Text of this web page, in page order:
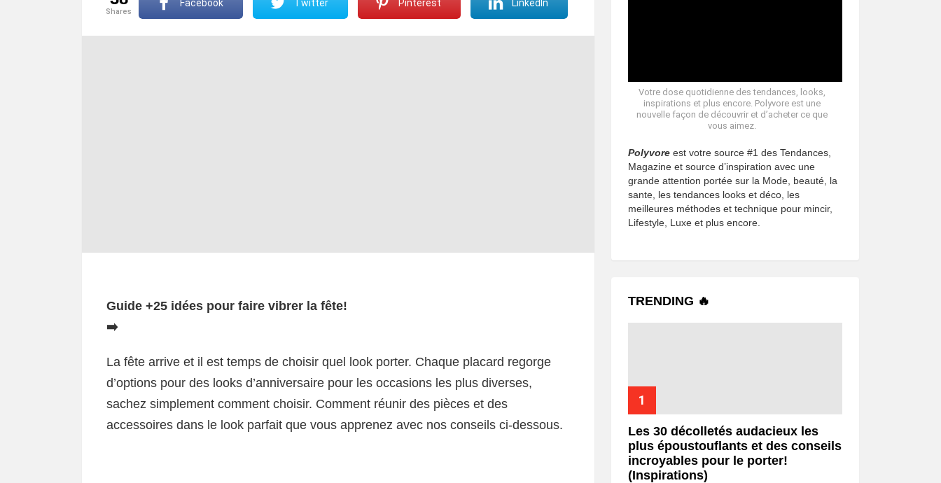
shares
Facebook Twitter Pinterest LinkedIn
Guide +25 idées pour faire vibrer la fête!
➡️
La fête arrive et il est temps de choisir quel look porter. Chaque placard regorge
d’options pour des looks d’anniversaire pour les occasions les plus diverses,
sachez simplement comment choisir. Comment réunir des pièces et des
accessoires dans le look parfait que vous apprenez avec nos conseils ci-dessous.
Votre dose quotidienne des tendances, looks,
inspirations et plus encore. Polyvore est une
nouvelle façon de découvrir et d’acheter ce que
vous aimez.
Polyvore est votre source #1 des Tendances,
Magazine et source d’inspiration avec une
grande attention portée sur la Mode, beauté, la
sante, les tendances looks et déco, les
meilleures méthodes et technique pour mincir,
Lifestyle, Luxe et plus encore.
TRENDING 🔥
Les 30 décolletés audacieux les
plus époustouflants et des conseils
incroyables pour le porter!
(Inspirations)